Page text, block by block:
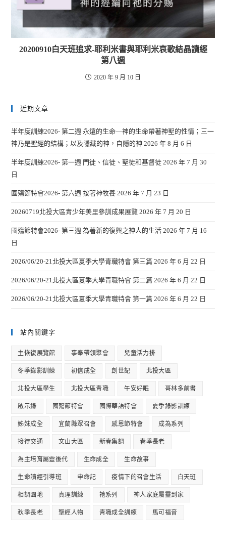
20200910白天班追求-耶利米書與耶利米哀歌結晶讀經
第八週
2020 年 9 月 10 日
近期文章
半年度訓練2026- 第二週 永遠的生命—神的生命帶著神聖的性情；三一
神乃是聖經的結構；以及隱藏的神，自隱的神 2026 年 8 月 6 日
半年度訓練2026- 第一週 門徒、信徒、聖徒和基督徒 2026 年 7 月 30
日
國殤節特會2026- 第六週 按著神牧養 2026 年 7 月 23 日
20260719北投大區青少年美里參訓成果展覽 2026 年 7 月 20 日
國殤節特會2026- 第三週 為著新的復興之神人的生活 2026 年 7 月 16
日
2026/06/20-21北投大區夏季大學青職特會 第三篇 2026 年 6 月 22 日
2026/06/20-21北投大區夏季大學青職特會 第二篇 2026 年 6 月 22 日
2026/06/20-21北投大區夏季大學青職特會 第一篇 2026 年 6 月 22 日
站內關鍵字
主恢復展覽館 事奉帶領聚會 兒童活力排
冬季錄影訓練 初信成全 創世記 北投大區
北投大區學生 北投大區青職 午安好眠 哥林多前書
啟示錄 國殤節特會 國際華語特會 夏季錄影訓練
姊妹成全 宜蘭縣眾召會 感恩節特會 成為系列
接待交通 文山大區 新春集調 春季長老
為主培育屬靈後代 生命成全 生命故事
生命讀經引導班 申命記 疫情下的召會生活 白天班
相調園地 真理訓練 祂系列 神人家庭屬靈到家
秋季長老 聖經人物 青職成全訓練 馬可福音